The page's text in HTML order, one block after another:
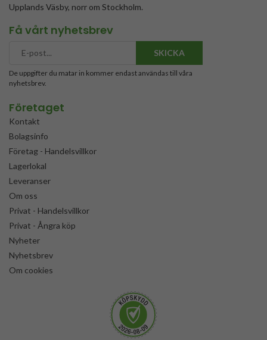
Upplands Väsby, norr om Stockholm.
Få vårt nyhetsbrev
SKICKA
De uppgifter du matar in kommer endast användas till våra
nyhetsbrev.
Företaget
Kontakt
Bolagsinfo
Företag - Handelsvillkor
Lagerlokal
Leveranser
Om oss
Privat - Handelsvillkor
Privat - Ångra köp
Nyheter
Nyhetsbrev
Om cookies